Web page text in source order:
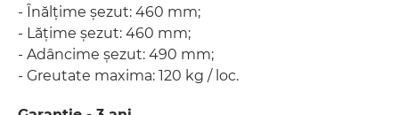
- Înălțime șezut: 460 mm;
- Lățime șezut: 460 mm;
- Adâncime șezut: 490 mm;
- Greutate maxima: 120 kg / loc.